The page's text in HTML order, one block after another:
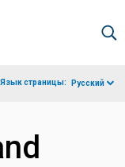
Язык страницы: Русский